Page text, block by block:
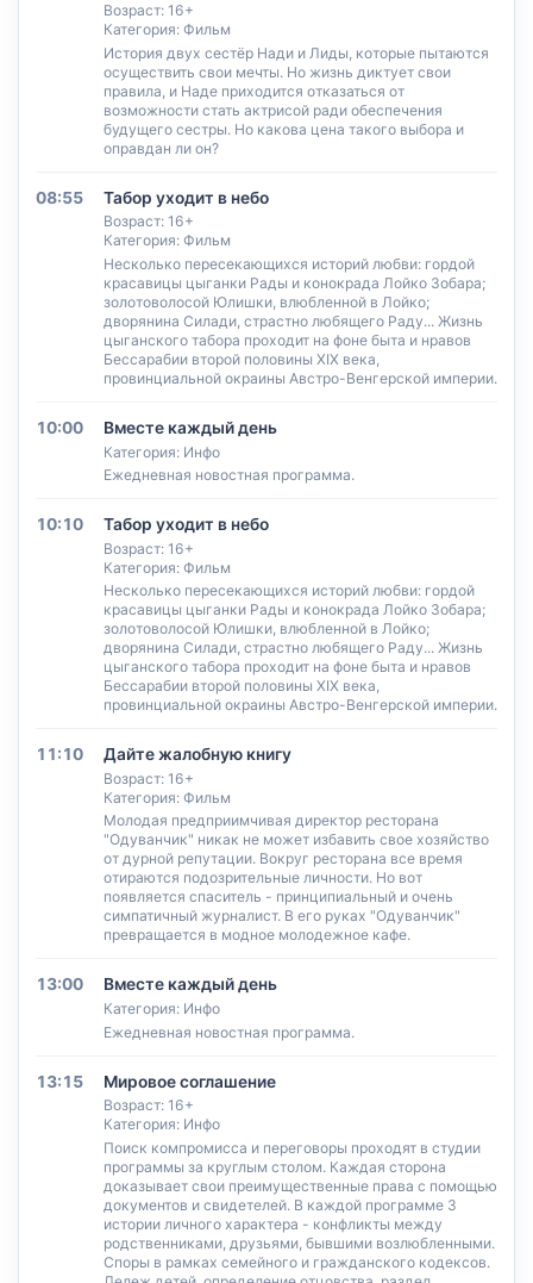
Возраст: 16+
Категория: Фильм
История двух сестёр Нади и Лиды, которые пытаются
осуществить свои мечты. Но жизнь диктует свои
правила, и Наде приходится отказаться от
возможности стать актрисой ради обеспечения
будущего сестры. Но какова цена такого выбора и
оправдан ли он?
08:55 Табор уходит в небо
Возраст: 16+
Категория: Фильм
Несколько пересекающихся историй любви: гордой
красавицы цыганки Рады и конокрада Лойко Зобара;
золотоволосой Юлишки, влюбленной в Лойко;
дворянина Силади, страстно любящего Раду... Жизнь
цыганского табора проходит на фоне быта и нравов
Бессарабии второй половины XIX века,
провинциальной окраины Австро-Венгерской империи.
10:00 Вместе каждый день
Категория: Инфо
Ежедневная новостная программа.
10:10 Табор уходит в небо
Возраст: 16+
Категория: Фильм
Несколько пересекающихся историй любви: гордой
красавицы цыганки Рады и конокрада Лойко Зобара;
золотоволосой Юлишки, влюбленной в Лойко;
дворянина Силади, страстно любящего Раду... Жизнь
цыганского табора проходит на фоне быта и нравов
Бессарабии второй половины XIX века,
провинциальной окраины Австро-Венгерской империи.
11:10 Дайте жалобную книгу
Возраст: 16+
Категория: Фильм
Молодая предприимчивая директор ресторана
"Одуванчик" никак не может избавить свое хозяйство
от дурной репутации. Вокруг ресторана все время
отираются подозрительные личности. Но вот
появляется спаситель - принципиальный и очень
симпатичный журналист. В его руках "Одуванчик"
превращается в модное молодежное кафе.
13:00 Вместе каждый день
Категория: Инфо
Ежедневная новостная программа.
13:15 Мировое соглашение
Возраст: 16+
Категория: Инфо
Поиск компромисса и переговоры проходят в студии
программы за круглым столом. Каждая сторона
доказывает свои преимущественные права с помощью
документов и свидетелей. В каждой программе 3
истории личного характера - конфликты между
родственниками, друзьями, бывшими возлюбленными.
Споры в рамках семейного и гражданского кодексов.